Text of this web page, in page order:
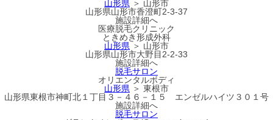
山形県 ＞ 山形市
山形県山形市香澄町2-3-37
施設詳細へ
医療脱毛クリニック
ときめき形成外科
山形県 ＞ 山形市
山形県山形市大野目2-2-33
施設詳細へ
脱毛サロン
オリエンタルボディ
山形県 ＞ 東根市
山形県東根市神町北１丁目３－４６－１５ エンゼルハイツ３０１号
施設詳細へ
脱毛サロン